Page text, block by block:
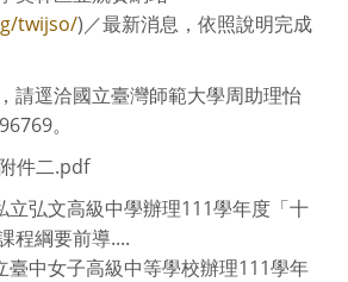
twijso/)／最新消息，依照說明完成
請逕洽國立臺灣師範大學周助理怡
。
附件二.pdf
立弘文高級中學辦理111學年度「十
程綱要前導....
臺中女子高級中等學校辦理111學年